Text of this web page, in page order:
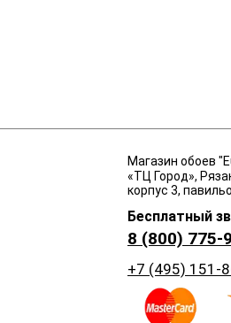
Магазин обоев
«ТЦ Город»,
корпус 3,
Бесплатный
8 (800) 775-
+7 (495) 151-